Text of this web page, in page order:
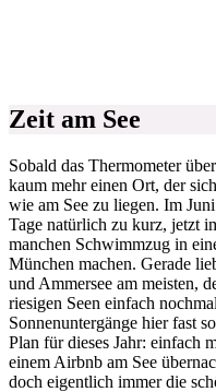
Zeit am See
Sobald das Thermometer
kaum mehr einen Ort, der
wie am See zu liegen. Im
Tage natürlich zu kurz, jetzt
manchen Schwimmzug in
München machen. Gerade
und Ammersee am meisten,
riesigen Seen einfach
Sonnenuntergänge hier fast
Plan für dieses Jahr: einfach
einem Airbnb am See
doch eigentlich immer die